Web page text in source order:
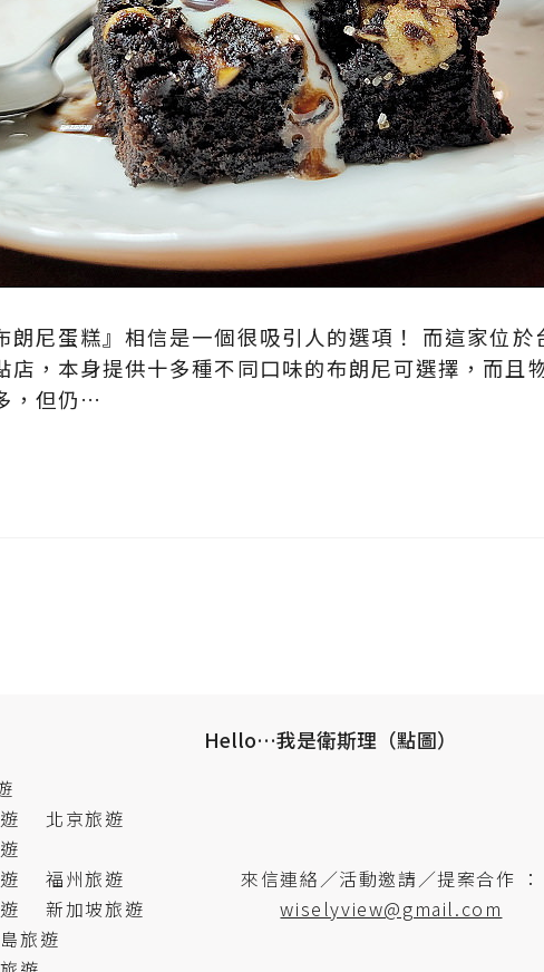
朗尼蛋糕』相信是一個很吸引人的選項！ 而這家位
店，本身提供十多種不同口味的布朗尼可選擇，而且
，但仍…
北京旅遊
福州旅遊
遊
新加坡旅遊
旅遊
Hello…我是衛斯理（點圖）
來信連絡／活動邀請／提案合作 ：
wiselyview@gmail.com